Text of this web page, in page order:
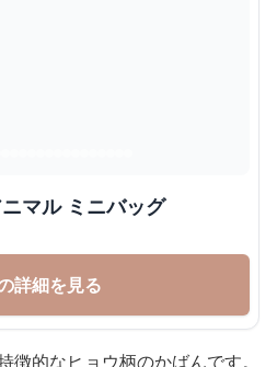
マル ミニバッグ
詳細を見る
的なヒョウ柄のかばんです。